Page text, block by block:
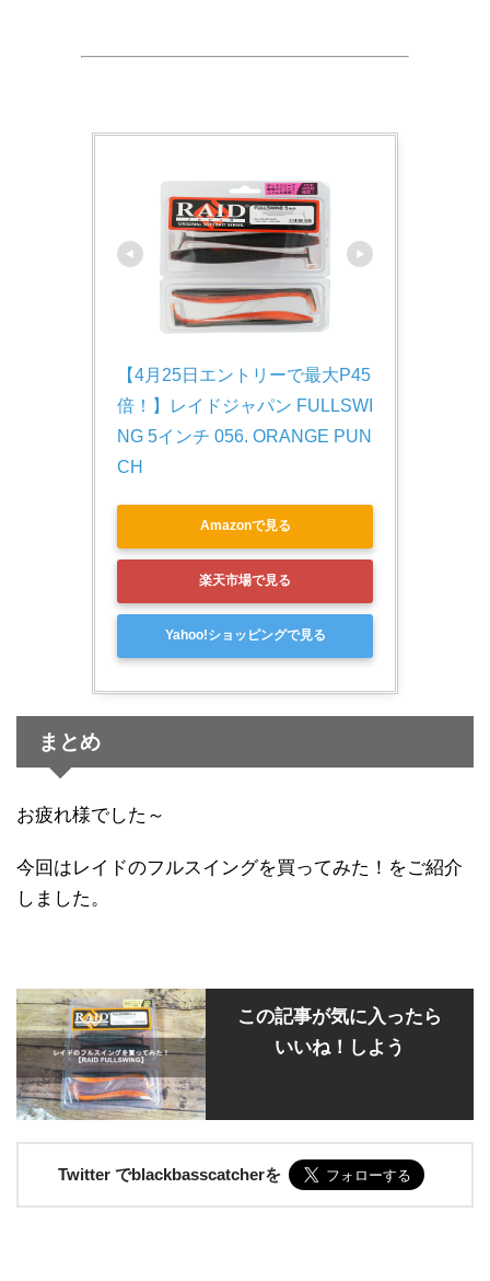
【4月25日エントリーで最大P45
倍！】レイドジャパン FULLSWI
NG 5インチ 056. ORANGE PUN
CH
Amazonで見る
楽天市場で見る
Yahoo!ショッピングで見る
まとめ
お疲れ様でした～
今回はレイドのフルスイングを買ってみた！をご紹介
しました。
この記事が気に入ったら
いいね！しよう
Twitter でblackbasscatcherを